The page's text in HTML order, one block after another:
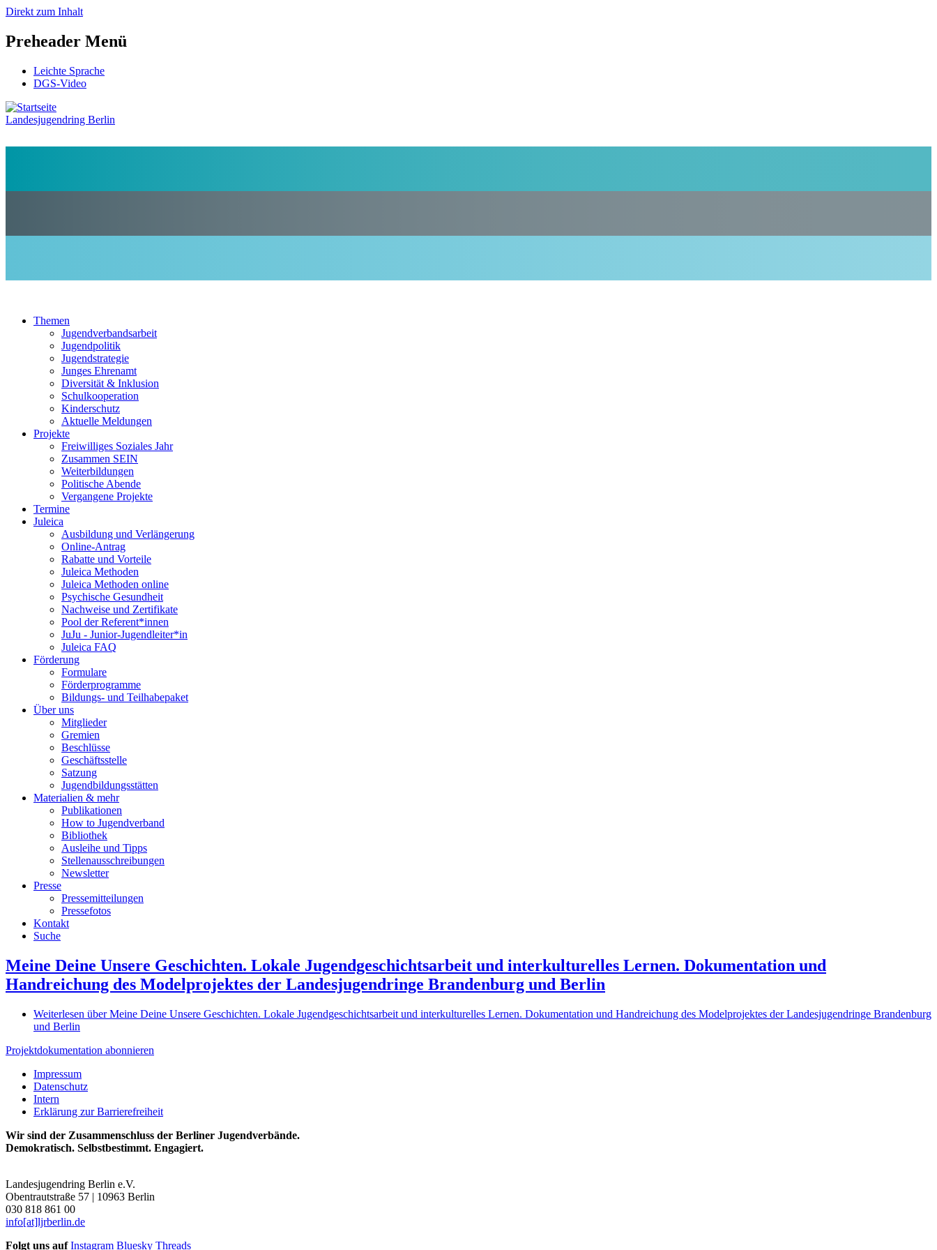
Direkt zum Inhalt
Preheader Menü
Leichte Sprache
DGS-Video
Landesjugendring Berlin
Themen
Jugendverbandsarbeit
Jugendpolitik
Jugendstrategie
Junges Ehrenamt
Diversität & Inklusion
Schulkooperation
Kinderschutz
Aktuelle Meldungen
Projekte
Freiwilliges Soziales Jahr
Zusammen SEIN
Weiterbildungen
Politische Abende
Vergangene Projekte
Termine
Juleica
Ausbildung und Verlängerung
Online-Antrag
Rabatte und Vorteile
Juleica Methoden
Juleica Methoden online
Psychische Gesundheit
Nachweise und Zertifikate
Pool der Referent*innen
JuJu - Junior-Jugendleiter*in
Juleica FAQ
Förderung
Formulare
Förderprogramme
Bildungs- und Teilhabepaket
Über uns
Mitglieder
Gremien
Beschlüsse
Geschäftsstelle
Satzung
Jugendbildungsstätten
Materialien & mehr
Publikationen
How to Jugendverband
Bibliothek
Ausleihe und Tipps
Stellenausschreibungen
Newsletter
Presse
Pressemitteilungen
Pressefotos
Kontakt
Suche
Meine Deine Unsere Geschichten. Lokale Jugendgeschichtsarbeit und interkulturelles Lernen. Dokumentation und
Handreichung des Modelprojektes der Landesjugendringe Brandenburg und Berlin
Weiterlesen über Meine Deine Unsere Geschichten. Lokale Jugendgeschichtsarbeit und interkulturelles Lernen. Dokumentation und Handreichung des Modelprojektes der Landesjugendringe Brandenburg
und Berlin
Projektdokumentation abonnieren
Impressum
Datenschutz
Intern
Erklärung zur Barrierefreiheit
Wir sind der Zusammenschluss der Berliner Jugendverbände.
Demokratisch. Selbstbestimmt. Engagiert.
Landesjugendring Berlin e.V.
Obentrautstraße 57 | 10963 Berlin
030 818 861 00
info[at]ljrberlin.de
Folgt uns auf Instagram Bluesky Threads